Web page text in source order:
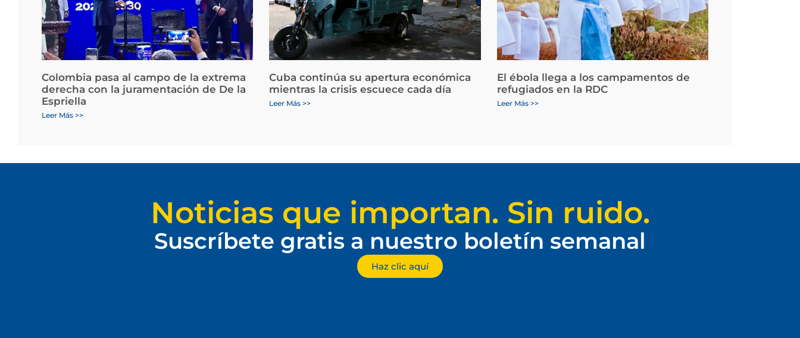
Colombia pasa al campo de la extrema
derecha con la juramentación de De la
Espriella
Leer Más >>
Cuba continúa su apertura económica
mientras la crisis escuece cada día
Leer Más >>
El ébola llega a los campamentos de
refugiados en la RDC
Leer Más >>
Noticias que importan. Sin ruido.
Suscríbete gratis a nuestro boletín semanal
Haz clic aquí